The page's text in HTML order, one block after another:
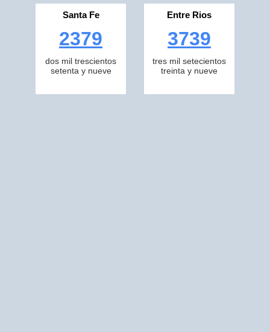
Santa Fe
2379
dos mil trescientos
setenta y nueve
Entre Rios
3739
tres mil setecientos
treinta y nueve